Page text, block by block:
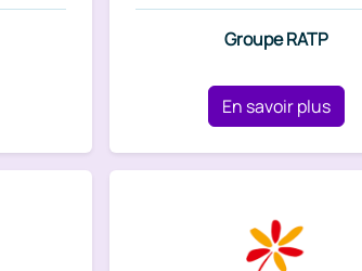
Groupe RATP
En savoir plus